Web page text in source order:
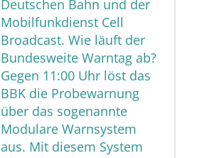
Deutschen Bahn und der
Mobilfunkdienst Cell
Broadcast. Wie läuft der
Bundesweite Warntag ab?
Gegen 11:00 Uhr löst das
BBK die Probewarnung
über das sogenannte
Modulare Warnsystem
aus. Mit diesem System